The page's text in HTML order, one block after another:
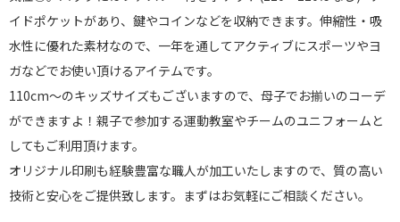
イドポケットがあり、鍵やコインなどを収納できます。伸縮性・吸
水性に優れた素材なので、一年を通してアクティブにスポーツやヨ
ガなどでお使い頂けるアイテムです。
110cm～のキッズサイズもございますので、母子でお揃いのコーデ
ができますよ！親子で参加する運動教室やチームのユニフォームと
してもご利用頂けます。
オリジナル印刷も経験豊富な職人が加工いたしますので、質の高い
技術と安心をご提供致します。まずはお気軽にご相談ください。